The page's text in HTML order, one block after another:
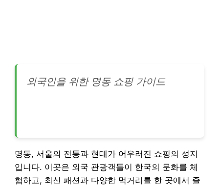
외국인을 위한 명동 쇼핑 가이드
명동, 서울의 전통과 현대가 어우러진 쇼핑의 성지
입니다. 이곳은 외국 관광객들이 한국의 문화를 체
험하고, 최신 패션과 다양한 먹거리를 한 곳에서 즐